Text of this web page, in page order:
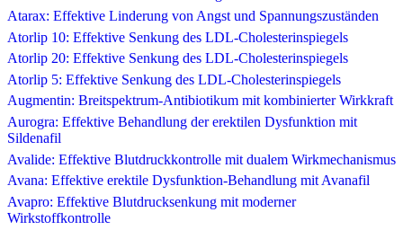
Atarax: Effektive Linderung von Angst und Spannungszuständen
Atorlip 10: Effektive Senkung des LDL-Cholesterinspiegels
Atorlip 20: Effektive Senkung des LDL-Cholesterinspiegels
Atorlip 5: Effektive Senkung des LDL-Cholesterinspiegels
Augmentin: Breitspektrum-Antibiotikum mit kombinierter Wirkkraft
Aurogra: Effektive Behandlung der erektilen Dysfunktion mit
Sildenafil
Avalide: Effektive Blutdruckkontrolle mit dualem Wirkmechanismus
Avana: Effektive erektile Dysfunktion-Behandlung mit Avanafil
Avapro: Effektive Blutdrucksenkung mit moderner
Wirkstoffkontrolle